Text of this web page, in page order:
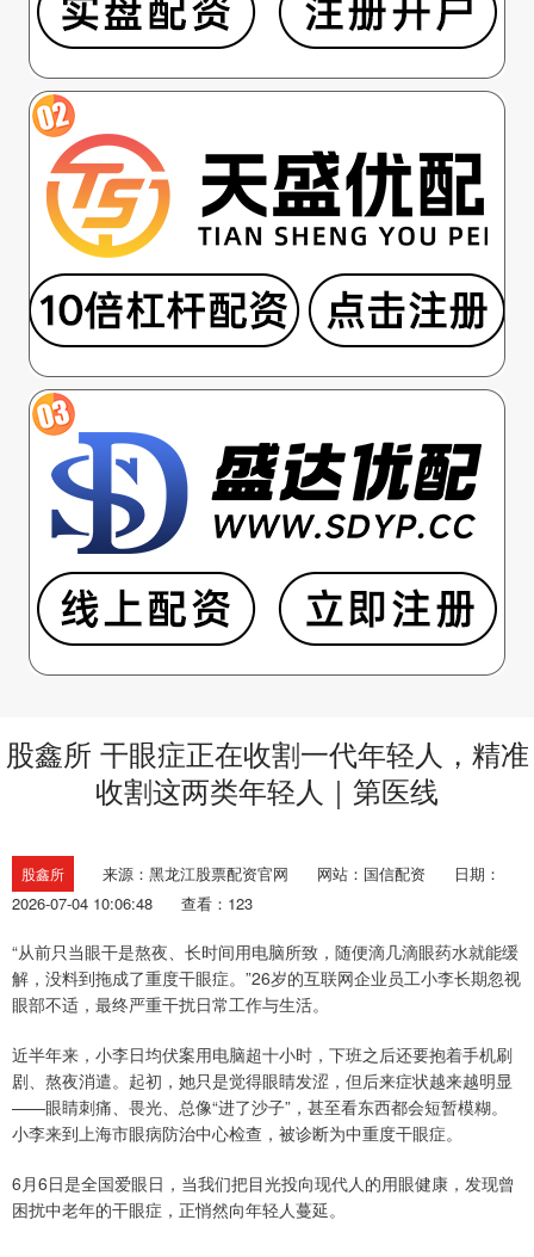
股鑫所 干眼症正在收割一代年轻人，精准
收割这两类年轻人｜第医线
股鑫所 来源：黑龙江股票配资官网 网站：国信配资
日期：
2026-07-04 10:06:48
查看：123
“从前只当眼干是熬夜、长时间用电脑所致，随便滴几滴眼药水就能缓
解，没料到拖成了重度干眼症。”26岁的互联网企业员工小李长期忽视
眼部不适，最终严重干扰日常工作与生活。
近半年来，小李日均伏案用电脑超十小时，下班之后还要抱着手机刷
剧、熬夜消遣。起初，她只是觉得眼睛发涩，但后来症状越来越明显
——眼睛刺痛、畏光、总像“进了沙子”，甚至看东西都会短暂模糊。
小李来到上海市眼病防治中心检查，被诊断为中重度干眼症。
6月6日是全国爱眼日，当我们把目光投向现代人的用眼健康，发现曾
困扰中老年的干眼症，正悄然向年轻人蔓延。